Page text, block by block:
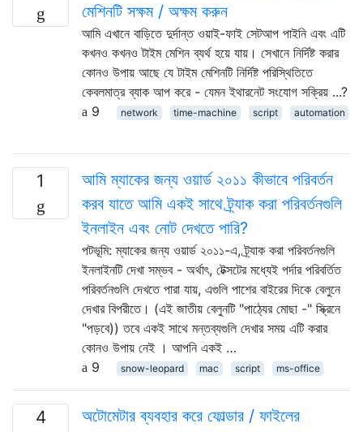
মেশিনটি সক্ষম / অক্ষম করুন
আমি এখানে বাড়িতে দুর্দান্ত ওয়াই-ফাই সেটআপ পাইনি এবং এটি
কখনও কখনও টাইম মেশিন ব্যর্থ হয়ে যায়। সেখানে নির্দিষ্ট করার
কোনও উপায় আছে যে টাইম মেশিনটি নির্দিষ্ট পরিস্থিতিতে
কেবলমাত্র ব্যাক আপ করে - যেমন ইথারনেট সংযোগ সক্রিয় ...?
9
network time-machine script automation
1
আমি ম্যাকের জন্য ওয়ার্ড ২০১১ কীভাবে পরিবর্তন
করব যাতে আমি একই সাথে ট্র্যাক করা পরিবর্তনগুলি
ইনলাইন এবং নোট দেখতে পারি?
পটভূমি: ম্যাকের জন্য ওয়ার্ড ২০১১-এ, ট্র্যাক করা পরিবর্তনগুলি
ইনলাইনটি দেখা সম্ভব - অর্থাৎ, টেক্সটের মধ্যেই পর্দার পরিবর্তিত
পরিবর্তনগুলি দেখতে পারা যায়, এগুলি পাশের বাইরের দিকে বেলুনে
দেখার বিপরীতে। (এই জাতীয় বেলুনটি "পাঠ্যের মোছা -" স্ক্রিনে
"পড়বে)) তবে একই সাথে মন্তব্যগুলি দেখার সময় এটি করার
কোনও উপায় নেই । আপনি একই …
9
snow-leopard mac script ms-office
4
অটোমেটার ব্যবহার করে ফোল্ডার / ফাইলের